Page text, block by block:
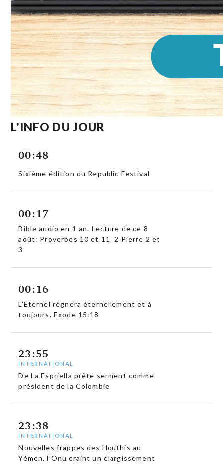
L'INFO DU JOUR
00:48
Sixième édition du Republic Festival
00:17
Bible audio en 1 an. Lecture de ce 8
août: Proverbes 10 et 11; 2 Pierre 2 et
3
00:16
L’Éternel régnera éternellement et à
toujours. Exode 15:18
23:55
INTERNATIONAL
De La Espriella prête serment comme
président de la Colombie
23:38
INTERNATIONAL
Nouvelles frappes des Houthis au
Yémen, l’Onu craint un élargissement